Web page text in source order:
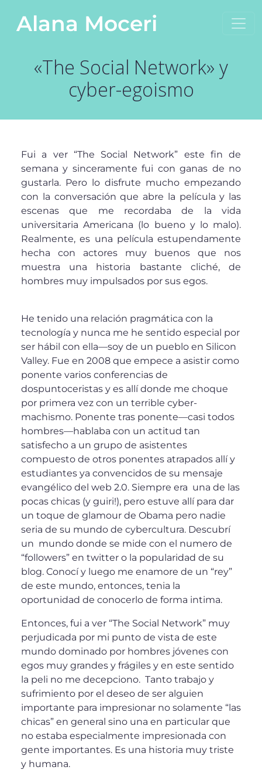
Navegación principal
Alana Moceri
«The Social Network» y
cyber-egoismo
Fui a ver “The Social Network” este fin de
semana y sinceramente fui con ganas de no
gustarla. Pero lo disfrute mucho empezando
con la conversación que abre la película y las
escenas que me recordaba de la vida
universitaria Americana (lo bueno y lo malo).
Realmente, es una película estupendamente
hecha con actores muy buenos que nos
muestra una historia bastante cliché, de
hombres muy impulsados por sus egos.
He tenido una relación pragmática con la
tecnología y nunca me he sentido especial por
ser hábil con ella—soy de un pueblo en Silicon
Valley. Fue en 2008 que empece a asistir como
ponente varios conferencias de
dospuntoceristas y es allí donde me choque
por primera vez con un terrible cyber-
machismo. Ponente tras ponente—casi todos
hombres—hablaba con un actitud tan
satisfecho a un grupo de asistentes
compuesto de otros ponentes atrapados allí y
estudiantes ya convencidos de su mensaje
evangélico del web 2.0. Siempre era una de las
pocas chicas (y guiri!), pero estuve allí para dar
un toque de glamour de Obama pero nadie
seria de su mundo de cybercultura. Descubrí
un mundo donde se mide con el numero de
“followers” en twitter o la popularidad de su
blog. Conocí y luego me enamore de un “rey”
de este mundo, entonces, tenia la
oportunidad de conocerlo de forma intima.
Entonces, fui a ver “The Social Network” muy
perjudicada por mi punto de vista de este
mundo dominado por hombres jóvenes con
egos muy grandes y frágiles y en este sentido
la peli no me decepciono. Tanto trabajo y
sufrimiento por el deseo de ser alguien
importante para impresionar no solamente “las
chicas” en general sino una en particular que
no estaba especialmente impresionada con
gente importantes. Es una historia muy triste
y humana.